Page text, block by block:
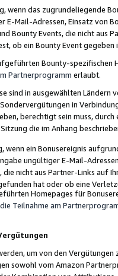
wenn das zugrundeliegende
E-Mail-Adressen, Einsatz von
Bounty Events, die nicht
ob ein Bounty Event
Bounty-spezifischen
Partnerprogramm erlaubt.
sind in ausgewählten Ländern
in
berechtigt sein muss,
die im Anhang
wenn ein Bonusereignis
ungültiger E-Mail-
die nicht aus Partner-Links auf
hat oder ob eine
Homepages für
Teilnahme am
um von den
sowohl vom Amazon